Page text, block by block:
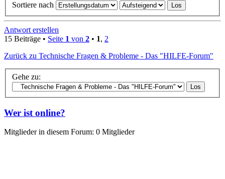
Sortiere nach
Antwort erstellen
15 Beiträge • Seite 1 von 2 • 1, 2
Zurück zu Technische Fragen & Probleme - Das "HILFE-Forum"
Gehe zu:
Wer ist online?
Mitglieder in diesem Forum: 0 Mitglieder